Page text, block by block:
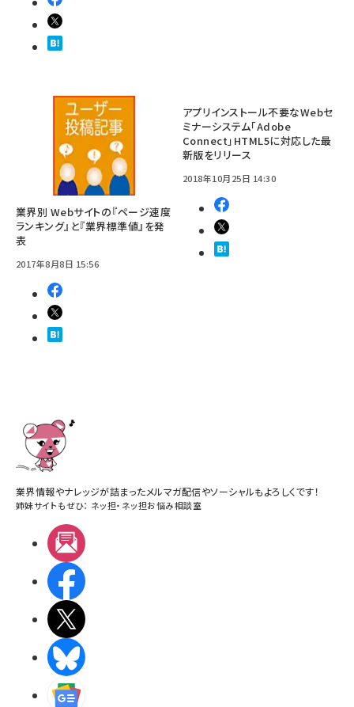
業界別 Webサイトの『ページ速度
ランキング』と『業界標準値』を発
表
2017年8月8日 15:56
アプリインストール不要なWebセ
ミナーシステム「Adobe
Connect」HTML5に対応した最
新版をリリース
2018年10月25日 14:30
業界情報やナレッジが詰まったメルマガ配信やソーシャルもよろしくです！
姉妹サイトもぜひ： ネッ担・ ネッ担お悩み相談室